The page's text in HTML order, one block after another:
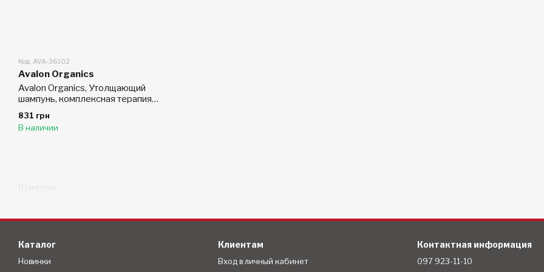
Шампуни
Код: AVA-36102
Avalon Organics
Avalon Organics, Утолщающий
шампунь, комплексная терапия с
(414 мл)
831 грн
В наличии
Каталог
Новинки
Клиентам
Вход в личный кабинет
Контактная информация
097 923-11-10